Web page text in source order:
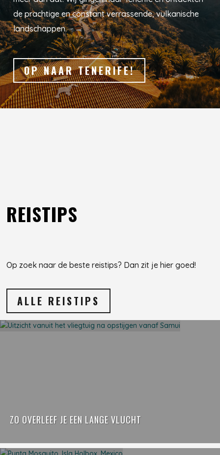
de prachtige en constant verrassende, vulkanische
landschappen.
OP NAAR TENERIFE!
REISTIPS
Op zoek naar de beste reistips? Dan zit je hier goed!
ALLE REISTIPS
ZO OVERLEEF JE EEN LANGE VLUCHT